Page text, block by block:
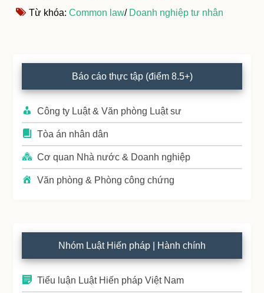
Từ khóa:Common law/ Doanh nghiệp tư nhân
Primary
Sidebar
Báo cáo thực tập (điểm 8.5+)
Công ty Luật & Văn phòng Luật sư
Tòa án nhân dân
Cơ quan Nhà nước & Doanh nghiệp
Văn phòng & Phòng công chứng
Nhóm Luật Hiến pháp | Hành chính
Tiểu luận Luật Hiến pháp Việt Nam